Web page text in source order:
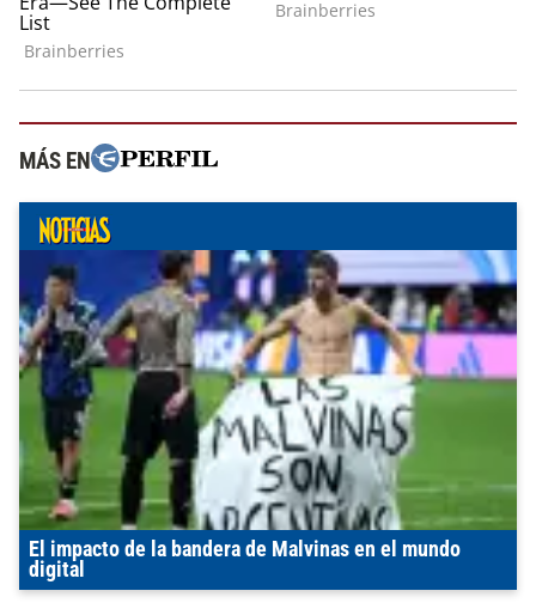
MÁS EN
El impacto de la bandera de Malvinas en el mundo
digital